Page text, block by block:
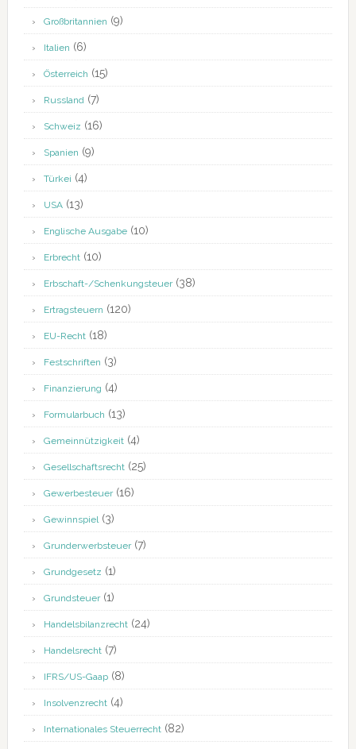
Großbritannien (9)
Italien (6)
Österreich (15)
Russland(7)
Schweiz (16)
Spanien (9)
Türkei (4)
USA(13)
Englische Ausgabe(10)
Erbrecht(10)
Erbschaft-/Schenkungsteuer(38)
Ertragsteuern (120)
EU-Recht(18)
Festschriften (3)
Finanzierung (4)
Formularbuch (13)
Gemeinnützigkeit(4)
Gesellschaftsrecht(25)
Gewerbesteuer(16)
Gewinnspiel(3)
Grunderwerbsteuer(7)
Grundgesetz (1)
Grundsteuer(1)
Handelsbilanzrecht(24)
Handelsrecht(7)
IFRS/US-Gaap(8)
Insolvenzrecht(4)
Internationales Steuerrecht(82)